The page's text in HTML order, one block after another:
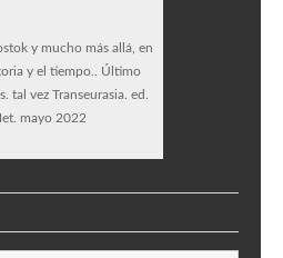
y mucho más allá, en
y el tiempo.. Último
tal vez Transeurasia. ed.
mayo 2022